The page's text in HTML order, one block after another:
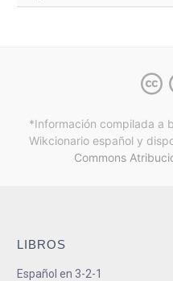
*Información compilada a
Wikcionario español y
Commons
LIBROS
Español en 3-2-1